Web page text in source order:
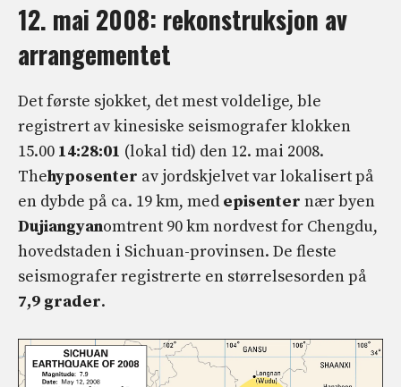
12. mai 2008: rekonstruksjon av
arrangementet
Det første sjokket, det mest voldelige, ble
registrert av kinesiske seismografer klokken
15.00 14:28:01 (lokal tid) den 12. mai 2008.
Thehyposenter av jordskjelvet var lokalisert på
en dybde på ca. 19 km, med episenter nær byen
Dujiangyanomtrent 90 km nordvest for Chengdu,
hovedstaden i Sichuan-provinsen. De fleste
seismografer registrerte en størrelsesorden på
7,9 grader.